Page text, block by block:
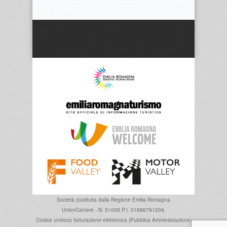
Società costituita dalla Regione Emilia Romagna
UnionCamere - N. 51008 P.I. 01886791209.
Codice univoco fatturazione elettronica (Pubblica Amministrazione)